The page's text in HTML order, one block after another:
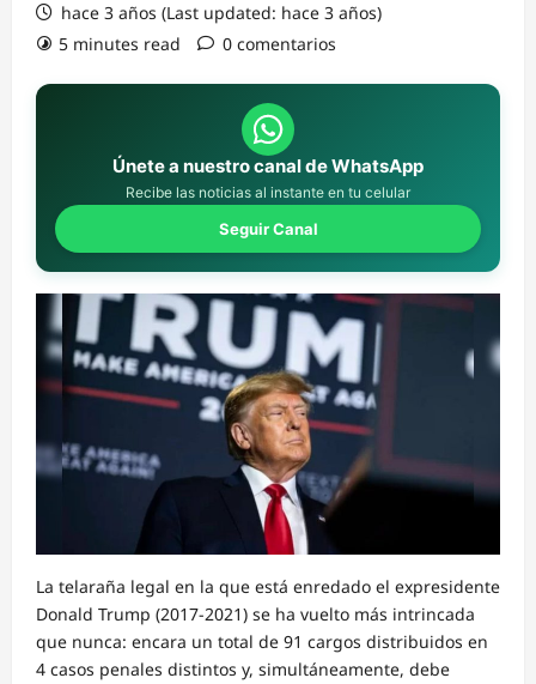
hace 3 años (Last updated: hace 3 años)
5 minutes read
0 comentarios
Únete a nuestro canal de WhatsApp
Recibe las noticias al instante en tu celular
Seguir Canal
La telaraña legal en la que está enredado el expresidente
Donald Trump (2017-2021) se ha vuelto más intrincada
que nunca: encara un total de 91 cargos distribuidos en
4 casos penales distintos y, simultáneamente, debe